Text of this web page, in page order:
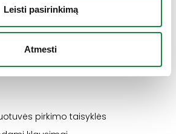
Leisti pasirinkimą
Atmesti
pirkimo taisyklės